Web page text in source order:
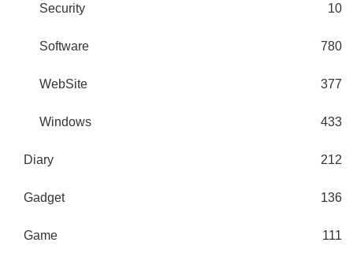
Security 10
Software 780
WebSite 377
Windows 433
Diary 212
Gadget 136
Game 111